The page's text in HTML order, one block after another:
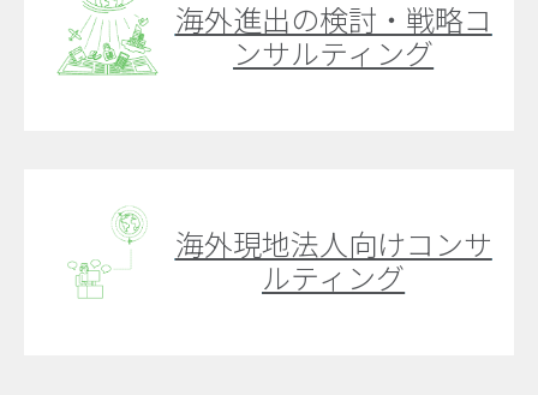
海外進出の検討・戦略コ
ンサルティング
海外現地法人向けコンサ
ルティング